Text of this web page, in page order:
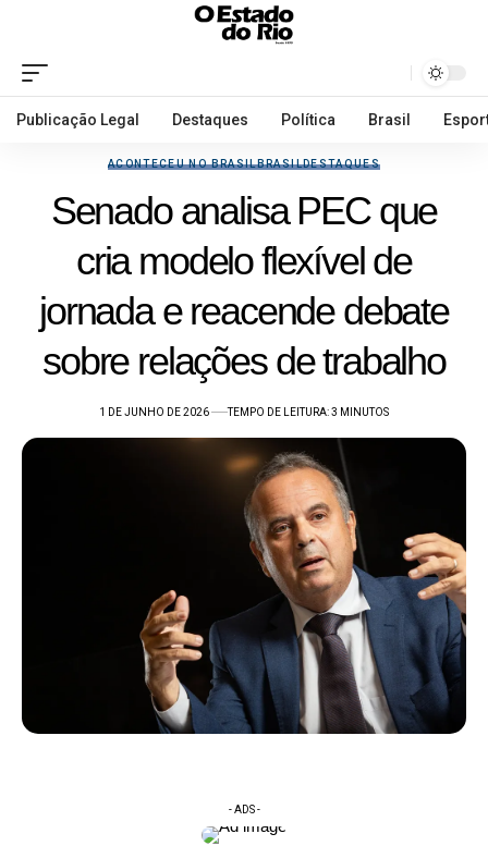
Publicação Legal Destaques Política Brasil
ACONTECEU NO BRASILBRASILDESTAQUES
Senado analisa PEC que
cria modelo flexível de
jornada e reacende debate
sobre relações de trabalho
1 DE JUNHO DE 2026 TEMPO DE LEITURA: 3 MINUTOS
- ADS -